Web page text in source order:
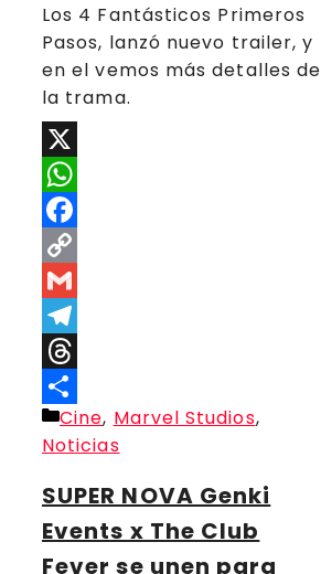
Los 4 Fantásticos Primeros
Pasos, lanzó nuevo trailer, y
en el vemos más detalles de
la trama.
X
WhatsApp
Facebook
Copy
Link
Gmail
Telegram
Threads
Compartir
Categorías
Cine, Marvel Studios,
Noticias
SUPER NOVA Genki
Events x The Club
Fever se unen para